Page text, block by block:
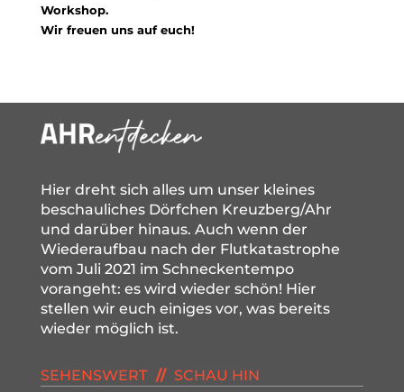
Workshop.
Wir freuen uns auf euch!
Hier dreht sich alles um unser kleines
beschauliches Dörfchen Kreuzberg/Ahr
und darüber hinaus. Auch wenn der
Wiederaufbau nach der Flutkatastrophe
vom Juli 2021 im Schneckentempo
vorangeht: es wird wieder schön! Hier
stellen wir euch einiges vor, was bereits
wieder möglich ist.
SEHENSWERT// SCHAU HIN